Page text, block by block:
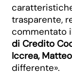
trasparente,
commentato
di Credito
Iccrea,
differente».